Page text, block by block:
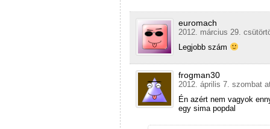
euromach
2012. március 29.
Legjobb szám
frogman30
2012. április 7. szombat
Én azért nem vagyok
egy sima popdal